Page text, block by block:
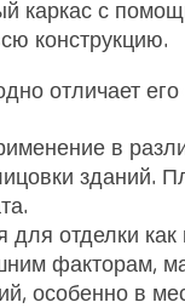
каркас с
конструкцию.
отличает его
в
зданий.
отделки как
факторам,
особенно в